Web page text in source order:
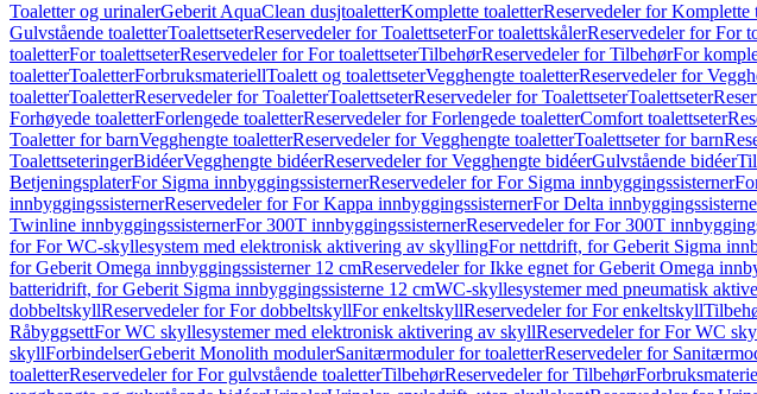
Toaletter og urinalerGeberit AquaClean dusjtoaletterKomplette toaletterReservedeler for Komplette
Gulvstående toaletterToalettseterReservedeler for ToalettseterFor toalettskålerReservedeler for For
toaletterFor toalettseterReservedeler for For toalettseterTilbehørReservedeler for TilbehørFor
toaletterToaletterForbruksmateriellToalett og toalettseterVegghengte toaletterReservedeler for
toaletterToaletterReservedeler for ToaletterToalettseterReservedeler for ToalettseterToalettseter
Forhøyede toaletterForlengede toaletterReservedeler for Forlengede toaletterComfort toalettseter
Toaletter for barnVegghengte toaletterReservedeler for Vegghengte toaletterToalettseter for barn
ToalettseteringerBidéerVegghengte bidéerReservedeler for Vegghengte bidéerGulvstående bidéer
BetjeningsplaterFor Sigma innbyggingssisternerReservedeler for For Sigma innbyggingssisterner
innbyggingssisternerReservedeler for For Kappa innbyggingssisternerFor Delta
Twinline innbyggingssisternerFor 300T innbyggingssisternerReservedeler for For 300T
for For WC-skyllesystem med elektronisk aktivering av skyllingFor nettdrift, for Geberit Sigma
for Geberit Omega innbyggingssisterner 12 cmReservedeler for Ikke egnet for Geberit Omega
batteridrift, for Geberit Sigma innbyggingssisterne 12 cmWC-skyllesystemer med pneumatisk
dobbeltskyllReservedeler for For dobbeltskyllFor enkeltskyllReservedeler for For enkeltskyll
RåbyggsettFor WC skyllesystemer med elektronisk aktivering av skyllReservedeler for For WC
skyllForbindelserGeberit Monolith modulerSanitærmoduler for toaletterReservedeler for
toaletterReservedeler for For gulvstående toaletterTilbehørReservedeler for Tilbehør